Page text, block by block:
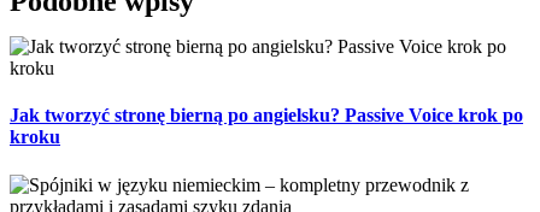
Jak tworzyć stronę bierną po angielsku? Passive Voice krok po
kroku